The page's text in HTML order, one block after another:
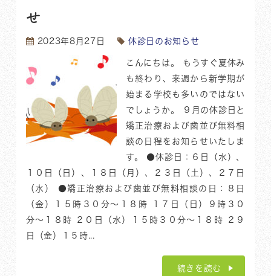
せ
2023年8月27日 休診日のお知らせ
こんにちは。 もうすぐ夏休み
も終わり、来週から新学期が
始まる学校も多いのではない
でしょうか。 ９月の休診日と
矯正治療および歯並び無料相
談の日程をお知らせいたしま
す。 ●休診日：６日（水）、
１０日（日）、１８日（月）、２３日（土）、２７日
（水） ●矯正治療および歯並び無料相談の日：８日
（金）１５時３０分〜１８時 １７日（日）９時３０
分〜１８時 ２０日（水）１５時３０分〜１８時 ２９
日（金）１５時...
続きを読む